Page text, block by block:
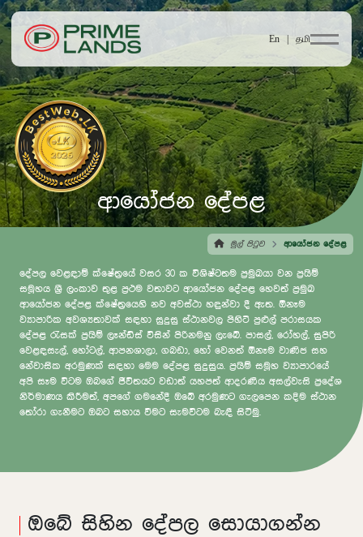
En | தமி
ආයෝජන දේපළ
මුල් පිටුව ආයෝජන දේපළ
දේපල වෙළඳාම් ක්ෂේත්‍රයේ වසර 30 ක විශිෂ්ටතම ප්‍රමුඛයා වන ප්‍රයිම්
සමූහය ශ්‍රී ලංකාව තුළ ප්‍රථම වතාවට ආයෝජන දේපළ හෙවත් ප්‍රමුඛ
ආයෝජන දේපළ ක්ෂේත්‍රයෙහි නව අවස්ථා හඳුන්වා දී ඇත. ඕනෑම
ව්‍යාපාරික අවශ්‍යතාවක් සඳහා සුදුසු ස්ථානවල පිහිටි පුළුල් පරාසයක
දේපළ රැසක් ප්‍රයිම් ලෑන්ඩ්ස් විසින් පිරිනමනු ලැබේ. පාසල්, රෝහල්, සුපිරි
වෙළඳසැල්, හෝටල්, ආපනශාලා, ගබඩා, හෝ වෙනත් ඕනෑම වාණිජ සහ
නේවාසික අරමුණක් සඳහා මෙම දේපළ සුදුසුය. ප්‍රයිම් සමූහ ව්‍යාපාරයේ
අපි සෑම විටම ඔබගේ ජීවිතයට වඩාත් යහපත් ආදරණීය අසල්වැසි ප්‍රදේශ
නිර්මාණය කිරීමත්, අපගේ ගමනේදී ඔබේ අරමුණට ගැලපෙන කදිම ස්ථාන
තෝරා ගැනීමට ඔබට සහාය වීමට සැමවිටම බැඳී සිටිමු.
ඔබේ සිහින දේපල සොයාගන්න